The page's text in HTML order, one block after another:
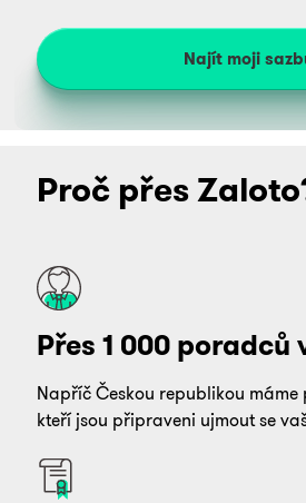
Najít moji
Proč přes
Přes 1 000 poradců
Napříč Českou republikou máme
kteří jsou připraveni ujmout se